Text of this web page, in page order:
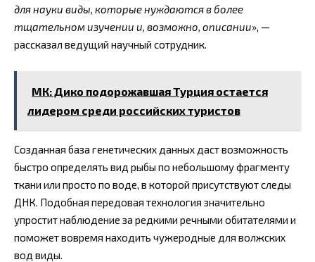
для науки виды, которые нуждаются в более
тщательном изучении и, возможно, описании» , —
рассказал ведущий научный сотрудник.
МК: Дико подорожавшая Турция остается
лидером среди российских туристов
Созданная база генетических данных даст возможность
быстро определять вид рыбы по небольшому фрагменту
ткани или просто по воде, в которой присутствуют следы
ДНК. Подобная передовая технология значительно
упростит наблюдение за редкими речными обитателями и
поможет вовремя находить чужеродные для волжских
вод виды.